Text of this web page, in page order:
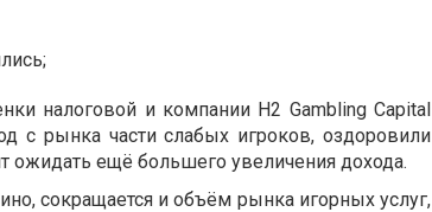
налоговой и компании H2 Gambling Capital
с рынка части слабых игроков, оздоровили
ожидать ещё большего увеличения дохода.
сокращается и объём рынка игорных услуг,